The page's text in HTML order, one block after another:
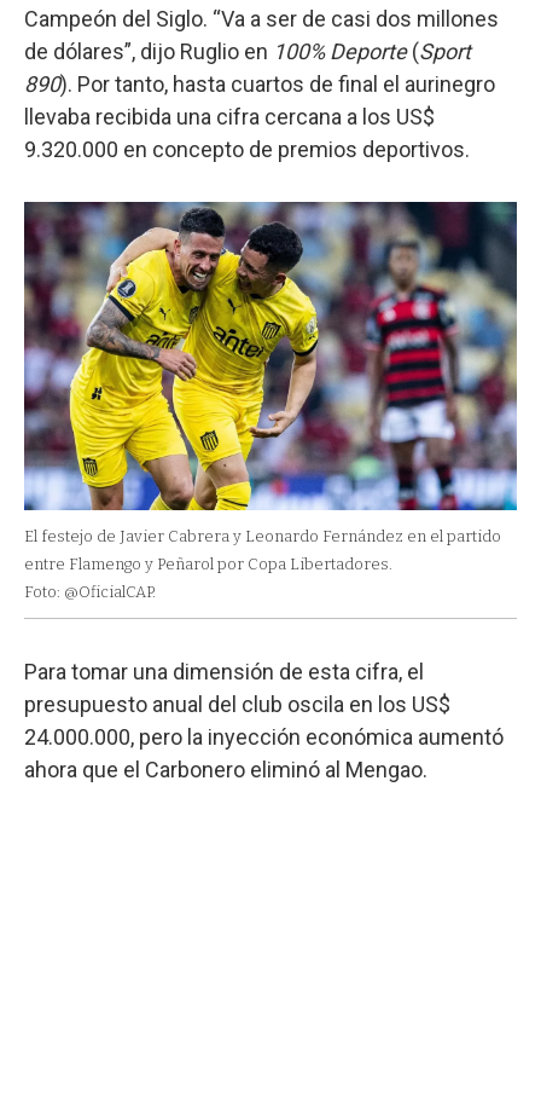
Campeón del Siglo. “Va a ser de casi dos millones
de dólares”, dijo Ruglio en 100% Deporte(Sport
890). Por tanto, hasta cuartos de final el aurinegro
llevaba recibida una cifra cercana a los US$
9.320.000 en concepto de premios deportivos.
El festejo de Javier Cabrera y Leonardo Fernández en el partido
entre Flamengo y Peñarol por Copa Libertadores.
Foto: @OficialCAP.
Para tomar una dimensión de esta cifra, el
presupuesto anual del club oscila en los US$
24.000.000, pero la inyección económica aumentó
ahora que el Carbonero eliminó al Mengao.